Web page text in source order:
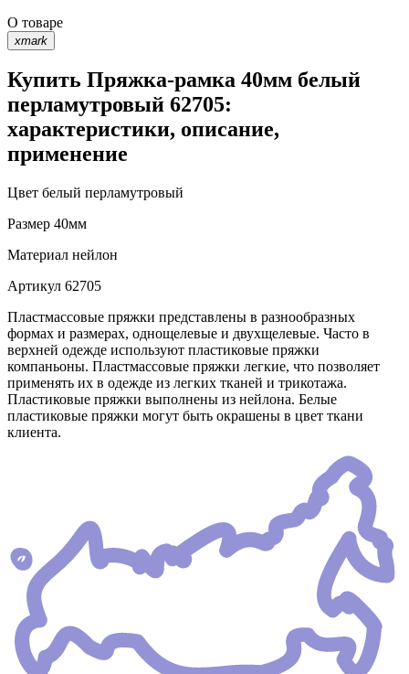
О товаре
xmark
Купить Пряжка-рамка 40мм белый
перламутровый 62705:
характеристики, описание,
применение
Цвет белый перламутровый
Размер 40мм
Материал нейлон
Артикул 62705
Пластмассовые пряжки представлены в разнообразных
формах и размерах, однощелевые и двухщелевые. Часто в
верхней одежде используют пластиковые пряжки
компаньоны. Пластмассовые пряжки легкие, что позволяет
применять их в одежде из легких тканей и трикотажа.
Пластиковые пряжки выполнены из нейлона. Белые
пластиковые пряжки могут быть окрашены в цвет ткани
клиента.